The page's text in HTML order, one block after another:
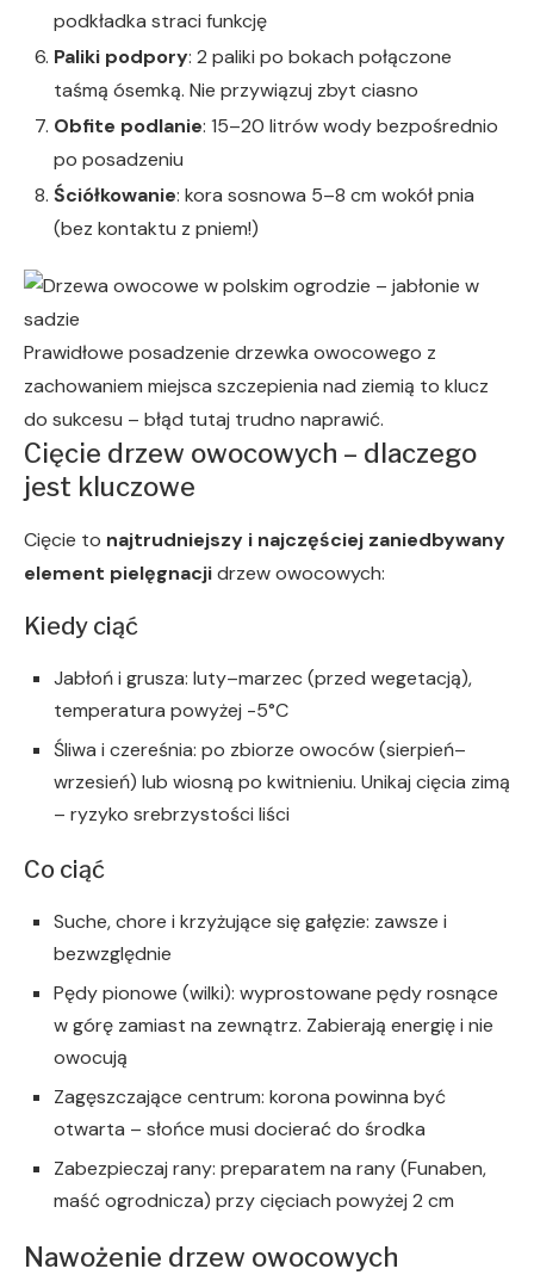
podkładka straci funkcję
Paliki podpory: 2 paliki po bokach połączone
taśmą ósemką. Nie przywiązuj zbyt ciasno
Obfite podlanie: 15–20 litrów wody bezpośrednio
po posadzeniu
Ściółkowanie: kora sosnowa 5–8 cm wokół pnia
(bez kontaktu z pniem!)
Prawidłowe posadzenie drzewka owocowego z
zachowaniem miejsca szczepienia nad ziemią to klucz
do sukcesu – błąd tutaj trudno naprawić.
Cięcie drzew owocowych – dlaczego
jest kluczowe
Cięcie to najtrudniejszy i najczęściej zaniedbywany
element pielęgnacjidrzew owocowych:
Kiedy ciąć
Jabłoń i grusza: luty–marzec (przed wegetacją),
temperatura powyżej -5°C
Śliwa i czereśnia: po zbiorze owoców (sierpień–
wrzesień) lub wiosną po kwitnieniu. Unikaj cięcia zimą
– ryzyko srebrzystości liści
Co ciąć
Suche, chore i krzyżujące się gałęzie: zawsze i
bezwzględnie
Pędy pionowe (wilki): wyprostowane pędy rosnące
w górę zamiast na zewnątrz. Zabierają energię i nie
owocują
Zagęszczające centrum: korona powinna być
otwarta – słońce musi docierać do środka
Zabezpieczaj rany: preparatem na rany (Funaben,
maść ogrodnicza) przy cięciach powyżej 2 cm
Nawożenie drzew owocowych